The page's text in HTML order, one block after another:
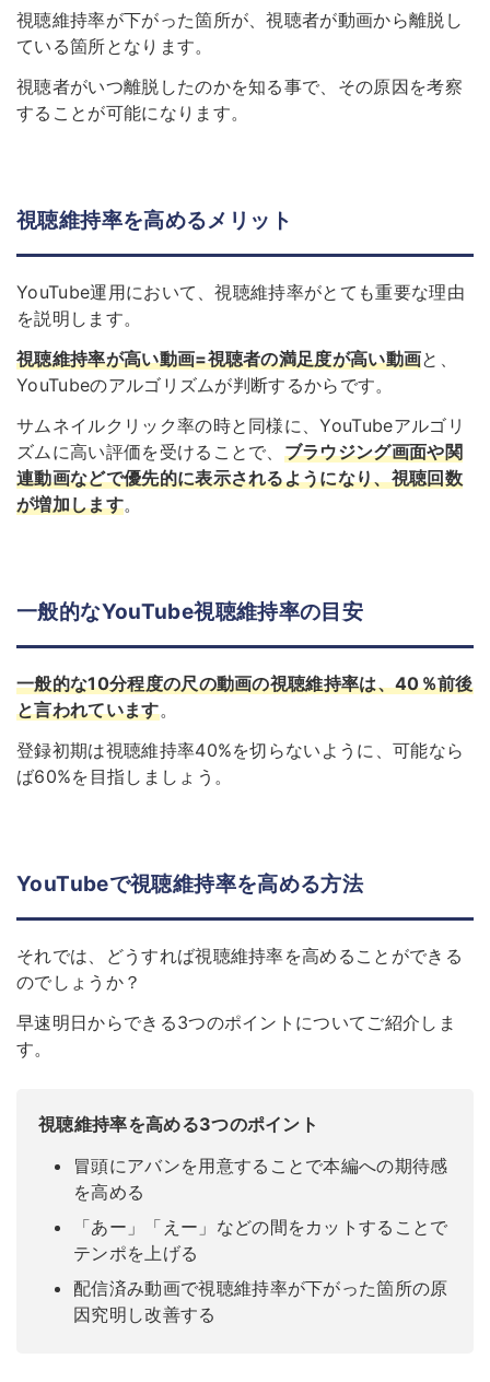
視聴維持率が下がった箇所が、視聴者が動画から離脱し
ている箇所となります。
視聴者がいつ離脱したのかを知る事で、その原因を考察
することが可能になります。
視聴維持率を高めるメリット
YouTube運用において、視聴維持率がとても重要な理由
を説明します。
視聴維持率が高い動画=視聴者の満足度が高い動画と、
YouTubeのアルゴリズムが判断するからです。
サムネイルクリック率の時と同様に、YouTubeアルゴリ
ズムに高い評価を受けることで、 ブラウジング画面や関
連動画などで優先的に表示されるようになり、視聴回数
が増加します。
一般的なYouTube視聴維持率の目安
一般的な10分程度の尺の動画の視聴維持率は、40％前後
と言われています。
登録初期は視聴維持率40%を切らないように、可能なら
ば60%を目指しましょう。
YouTubeで視聴維持率を高める方法
それでは、どうすれば視聴維持率を高めることができる
のでしょうか？
早速明日からできる3つのポイントについてご紹介しま
す。
視聴維持率を高める3つのポイント
冒頭にアバンを用意することで本編への期待感
を高める
「あー」「えー」などの間をカットすることで
テンポを上げる
配信済み動画で視聴維持率が下がった箇所の原
因究明し改善する